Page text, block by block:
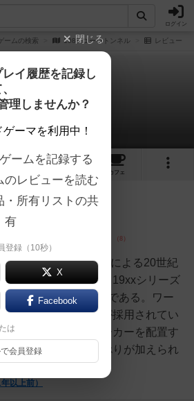
ログイン
ームの検索 1987 ユーロトンネル レビュー
ユーロトンネル
1件のレビュー
1
カフェ
充実
ンのLoopingGamesによる20世紀
材とした作品群である19xxシリーズ
、2人用の戦略ゲームである。ワー
メントのシステムが採用されてい
に決められた数のワーカーを配置す
なく、ちょっとした捻りが加えられ
以上前）
閉じる
イ履歴を記録し
理しませんか？
ゲーマを利用中！
ームを記録する
のレビューを読む
・所有リストの共
有
登録（10秒）
X
Facebook
は
会員登録